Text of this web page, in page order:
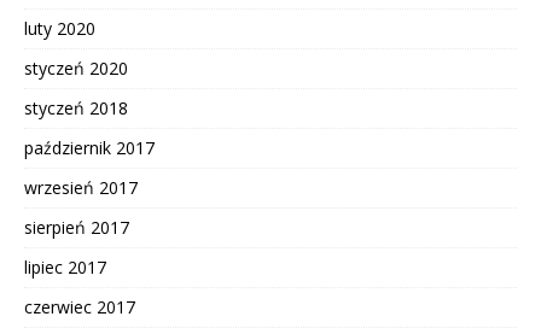
luty 2020
styczeń 2020
styczeń 2018
październik 2017
wrzesień 2017
sierpień 2017
lipiec 2017
czerwiec 2017